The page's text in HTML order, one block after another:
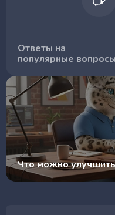
Ответы на
популярные вопросы
Что можно